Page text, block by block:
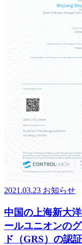
2021.03.23 お知らせ
中国の上海新大
ールユニオンの
ド（GRS）の認